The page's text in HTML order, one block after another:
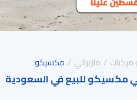
مركبات مازيراتي مكسيكو
مكسيكو للبيع في السعودية